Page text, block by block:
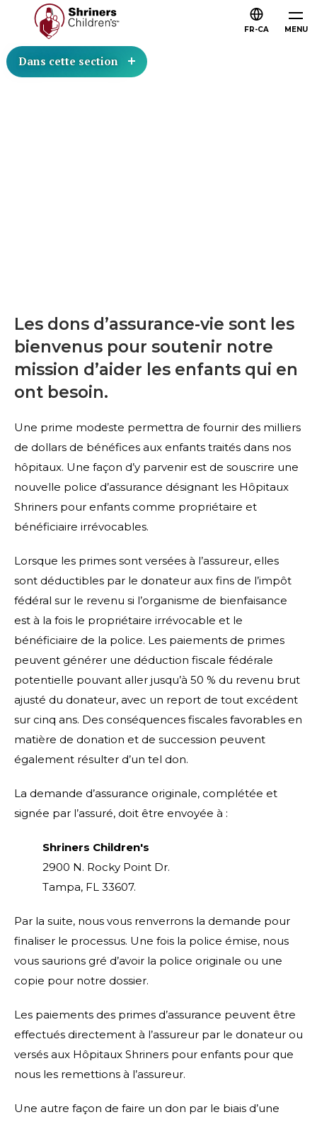
MENU
FR-CA
Dans cette section
Les dons d’assurance-vie sont les
bienvenus pour soutenir notre
mission d’aider les enfants qui en
ont besoin.
Une prime modeste permettra de fournir des milliers
de dollars de bénéfices aux enfants traités dans nos
hôpitaux. Une façon d’y parvenir est de souscrire une
nouvelle police d’assurance désignant les Hôpitaux
Shriners pour enfants comme propriétaire et
bénéficiaire irrévocables.
Lorsque les primes sont versées à l’assureur, elles
sont déductibles par le donateur aux fins de l’impôt
fédéral sur le revenu si l’organisme de bienfaisance
est à la fois le propriétaire irrévocable et le
bénéficiaire de la police. Les paiements de primes
peuvent générer une déduction fiscale fédérale
potentielle pouvant aller jusqu’à 50 % du revenu brut
ajusté du donateur, avec un report de tout excédent
sur cinq ans. Des conséquences fiscales favorables en
matière de donation et de succession peuvent
également résulter d’un tel don.
La demande d’assurance originale, complétée et
signée par l’assuré, doit être envoyée à :
Shriners Children's
2900 N. Rocky Point Dr.
Tampa, FL 33607.
Par la suite, nous vous renverrons la demande pour
finaliser le processus. Une fois la police émise, nous
vous saurions gré d’avoir la police originale ou une
copie pour notre dossier.
Les paiements des primes d’assurance peuvent être
effectués directement à l’assureur par le donateur ou
versés aux Hôpitaux Shriners pour enfants pour que
nous les remettions à l’assureur.
Une autre façon de faire un don par le biais d’une